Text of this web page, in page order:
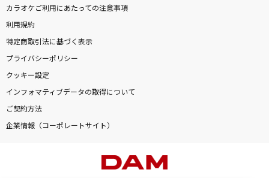
カラオケご利用にあたっての注意事項
利用規約
特定商取引法に基づく表示
プライバシーポリシー
クッキー設定
インフォマティブデータの取得について
ご契約方法
企業情報（コーポレートサイト）